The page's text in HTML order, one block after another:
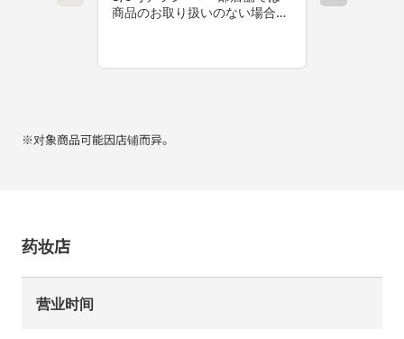
※对象商品可能因店铺而异。
药妆店
营业时间